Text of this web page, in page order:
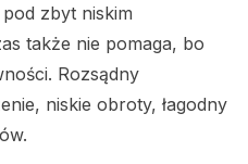
zbyt niskim
także nie pomaga, bo
Rozsądny
niskie obroty, łagodny